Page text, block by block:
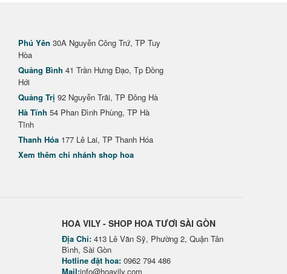
Phú Yên 30A Nguyễn Công Trứ, TP Tuy
Hòa
Quảng Bình 41 Trần Hưng Đạo, Tp Đồng
Hới
Quảng Trị 92 Nguyễn Trãi, TP Đông Hà
Hà Tĩnh 54 Phan Đình Phùng, TP Hà
Tĩnh
Thanh Hóa 177 Lê Lai, TP Thanh Hóa
Xem thêm chi nhánh shop hoa
HOA VILY - SHOP HOA TƯƠI SÀI GÒN
Địa Chỉ: 413 Lê Văn Sỹ, Phường 2, Quận Tân
Bình, Sài Gòn
Hotline đặt hoa: 0962 794 486
Mail:info@hoavily.com